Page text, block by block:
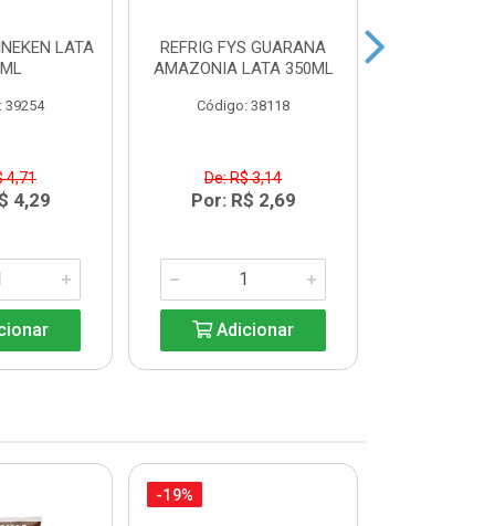
LATA
39254
4,71
4,29
REFRIG FYS GUARANA
AMAZONIA LATA 350ML
Código: 38118
De: R$ 3,14
Por: R$ 2,69
Adicionar
-19%